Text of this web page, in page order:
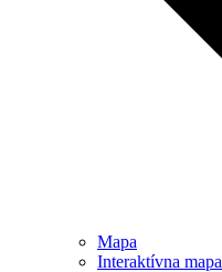
Mapa
Interaktívna mapa